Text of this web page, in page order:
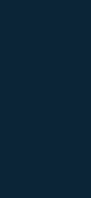
Estas reuniones
eran regulares y
sistema cerrado y
de reciprocidad y
Con ello, quedó
desarrollado los
manifiesta ocultación
No obstante a todo
no
Supremo, es decir,
existía en las
automóviles
causara un daño